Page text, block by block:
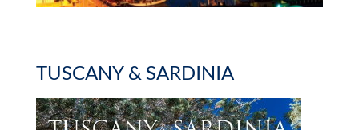
TUSCANY & SARDINIA